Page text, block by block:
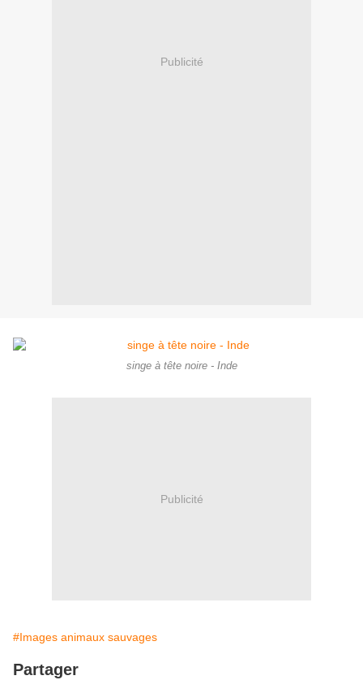
Publicité
singe à tête noire - Inde
Publicité
#Images animaux sauvages
Partager